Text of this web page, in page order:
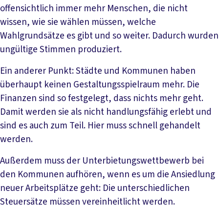
offensichtlich immer mehr Menschen, die nicht
wissen, wie sie wählen müssen, welche
Wahlgrundsätze es gibt und so weiter. Dadurch wurden
ungültige Stimmen produziert.
Ein anderer Punkt: Städte und Kommunen haben
überhaupt keinen Gestaltungsspielraum mehr. Die
Finanzen sind so festgelegt, dass nichts mehr geht.
Damit werden sie als nicht handlungsfähig erlebt und
sind es auch zum Teil. Hier muss schnell gehandelt
werden.
Außerdem muss der Unterbietungswettbewerb bei
den Kommunen aufhören, wenn es um die Ansiedlung
neuer Arbeitsplätze geht: Die unterschiedlichen
Steuersätze müssen vereinheitlicht werden.